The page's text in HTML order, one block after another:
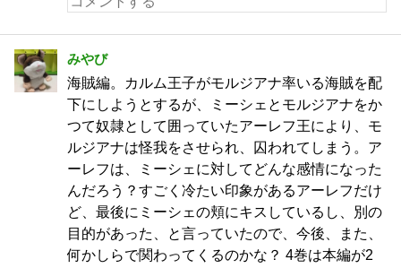
みやび
海賊編。カルム王子がモルジアナ率いる海賊を配
下にしようとするが、ミーシェとモルジアナをか
つて奴隷として囲っていたアーレフ王により、モ
ルジアナは怪我をさせられ、囚われてしまう。ア
ーレフは、ミーシェに対してどんな感情になった
んだろう？すごく冷たい印象があるアーレフだけ
ど、最後にミーシェの頬にキスしているし、別の
目的があった、と言っていたので、今後、また、
何かしらで関わってくるのかな？ 4巻は本編が2